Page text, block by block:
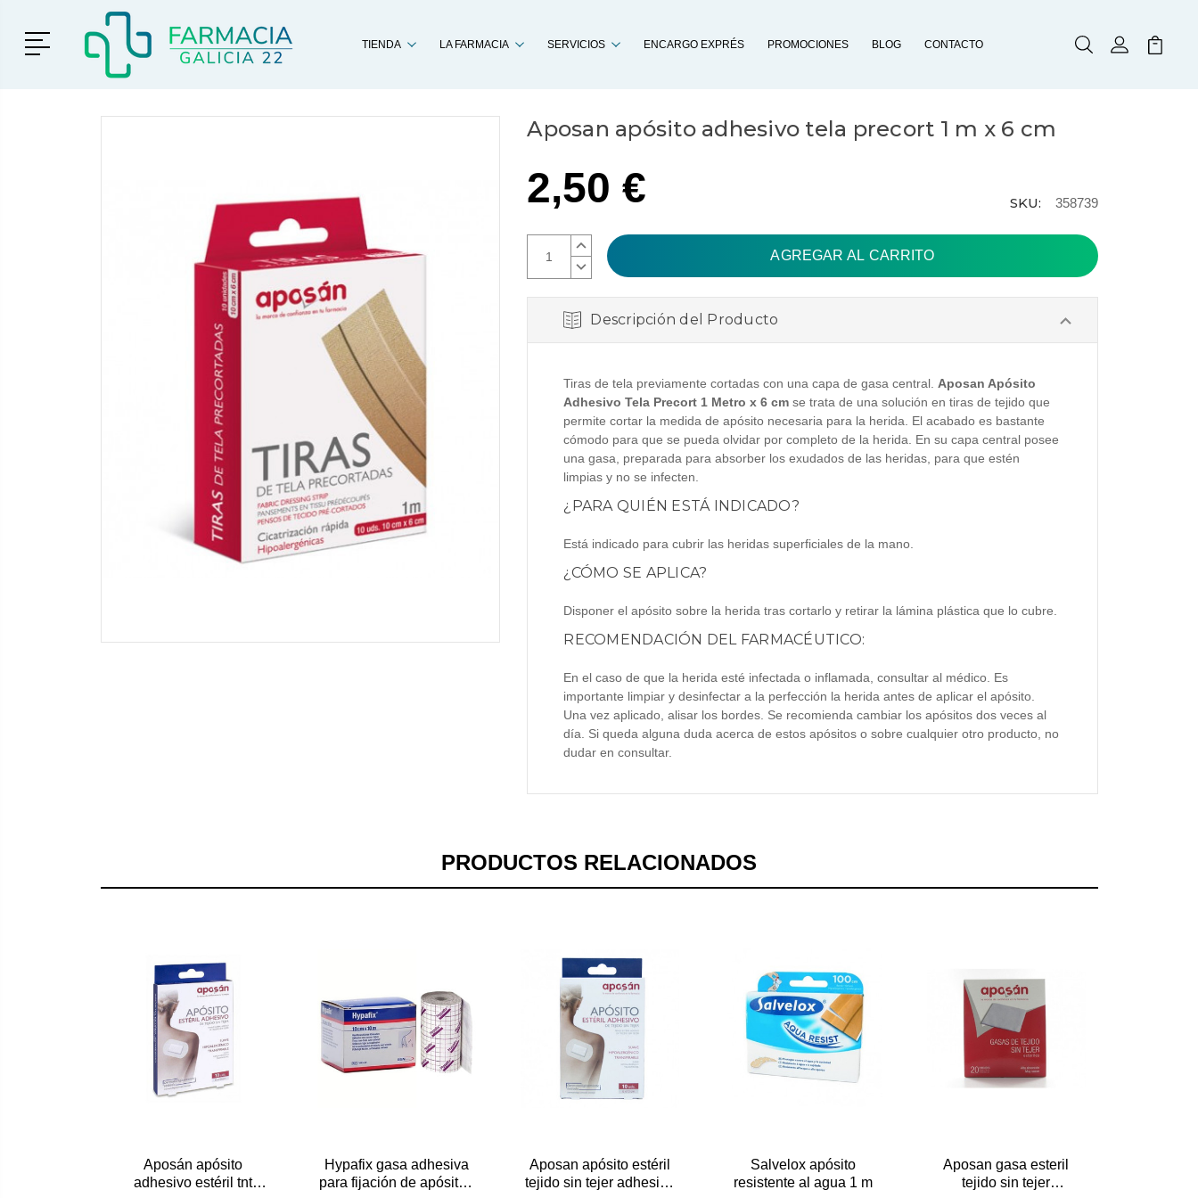
Menú TIENDA LA FARMACIA SERVICIOS ENCARGO EXPRÉS PROMOCIONES BLOG CONTACTO BuscarMi Cuenta
Mi
Aposan apósito adhesivo tela precort 1 m x 6 cm
2,50 €
AUMENTAR
CANTIDAD:
DISMINUIR
CANTIDAD:
SKU: 358739
Descripción del Producto
Tiras de tela previamente cortadas con una capa de gasa central. Aposan Apósito
Adhesivo Tela Precort 1 Metro x 6 cm se trata de una solución en tiras de tejido que
permite cortar la medida de apósito necesaria para la herida. El acabado es bastante
cómodo para que se pueda olvidar por completo de la herida. En su capa central posee
una gasa, preparada para absorber los exudados de las heridas, para que estén
limpias y no se infecten.
¿PARA QUIÉN ESTÁ INDICADO?
Está indicado para cubrir las heridas superficiales de la mano.
¿CÓMO SE APLICA?
Disponer el apósito sobre la herida tras cortarlo y retirar la lámina plástica que lo cubre.
RECOMENDACIÓN DEL FARMACÉUTICO:
En el caso de que la herida esté infectada o inflamada, consultar al médico. Es
importante limpiar y desinfectar a la perfección la herida antes de aplicar el apósito.
Una vez aplicado, alisar los bordes. Se recomienda cambiar los apósitos dos veces al
día. Si queda alguna duda acerca de estos apósitos o sobre cualquier otro producto, no
dudar en consultar.
PRODUCTOS RELACIONADOS
Aposán apósito
adhesivo estéril tnt
Hypafix gasa adhesiva
para fijación de apósitos
Aposan apósito estéril
tejido sin tejer adhesivo
Salvelox apósito
resistente al agua 1 m
Aposan gasa esteril
tejido sin tejer